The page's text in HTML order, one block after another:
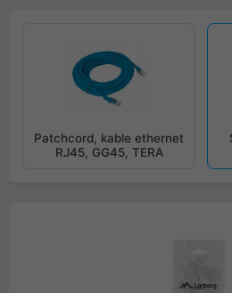
Patchcord, kable ethernet
RJ45, GG45, TERA